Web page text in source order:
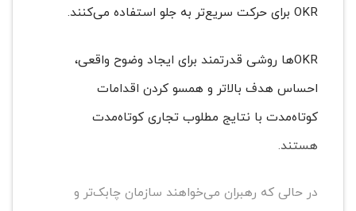
OKR برای حرکت سریع‌تر به جلو استفاده می‌کنند.
OKRها روشی قدرتمند برای ایجاد وضوح واقعی،
احساس هدف بالاتر و همسو کردن اقدامات
کوتاه‌مدت با نتایج مطلوب تجاری کوتاه‌مدت
هستند.
در حالی که رهبران می‌خواهند سازمان چابک‌تر و